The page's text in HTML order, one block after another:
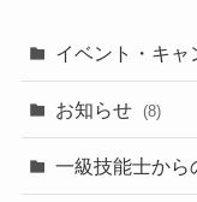
イベント・キャ
お知らせ (8)
一級技能士から